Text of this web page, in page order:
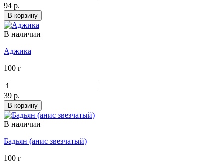
94 р.
В корзину
В наличии
Аджика
100 г
39 р.
В корзину
В наличии
Бадьян (анис звезчатый)
100 г